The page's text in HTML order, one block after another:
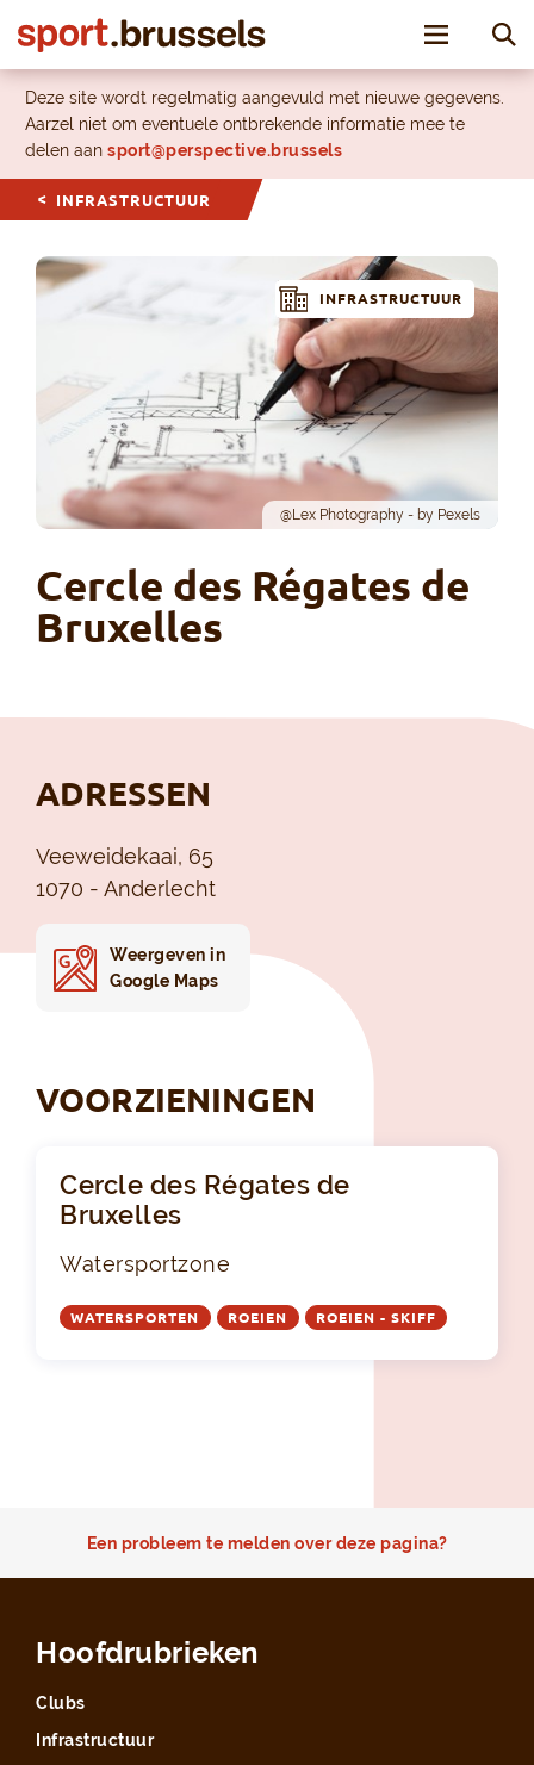
Toggle
Deze site wordt regelmatig aangevuld met nieuwe gegevens.
Aarzel niet om eventuele ontbrekende informatie mee te
delen aan sport@perspective.brussels
INFRASTRUCTUUR
@Lex Photography - by Pexels
INFRASTRUCTUUR
Cercle des Régates de
Bruxelles
ADRESSEN
Veeweidekaai, 65
1070 - Anderlecht
Weergeven in
Google Maps
VOORZIENINGEN
Cercle des Régates de
Bruxelles
Watersportzone
WATERSPORTEN ROEIEN ROEIEN - SKIFF
Een probleem te melden over deze pagina?
Hoofdrubrieken
Clubs
Infrastructuur